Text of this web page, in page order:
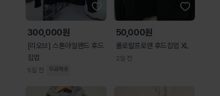
300,000원
[리오브] 스톤아일랜드 후드
집업
5일 전 무료배송
50,000원
폴로랄프로렌 후드집업 XL
2일 전